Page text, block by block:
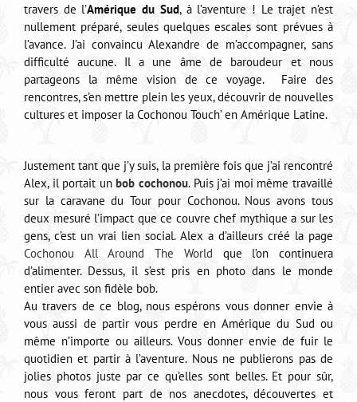
travers de l’Amérique du Sud, à l’aventure ! Le trajet n’est
nullement préparé, seules quelques escales sont prévues à
l’avance. J’ai convaincu Alexandre de m’accompagner, sans
difficulté aucune. Il a une âme de baroudeur et nous
partageons la même vision de ce voyage. Faire des
rencontres, s’en mettre plein les yeux, découvrir de nouvelles
cultures et imposer la Cochonou Touch’ en Amérique Latine.
Justement tant que j’y suis, la première fois que j’ai rencontré
Alex, il portait unbob cochonou. Puis j’ai moi même travaillé
sur la caravane du Tour pour Cochonou. Nous avons tous
deux mesuré l’impact que ce couvre chef mythique a sur les
gens, c’est un vrai lien social. Alex a d’ailleurs créé la page
Cochonou All Around The World que l’on continuera
d’alimenter. Dessus, il s’est pris en photo dans le monde
entier avec son fidèle bob.
Au travers de ce blog, nous espérons vous donner envie à
vous aussi de partir vous perdre en Amérique du Sud ou
même n’importe ou ailleurs. Vous donner envie de fuir le
quotidien et partir à l’aventure. Nous ne publierons pas de
jolies photos juste par ce qu’elles sont belles. Et pour sûr,
nous vous feront part de nos anecdotes, découvertes et